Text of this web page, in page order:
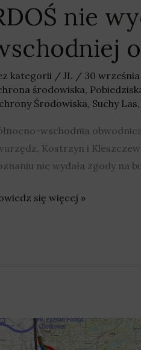
nie
kategorii / JL / 30 września
środowiska,
Środowiska, Suchy Las,
wschodnia
Kostrzyn i
nie wydała zgody na
się więcej »